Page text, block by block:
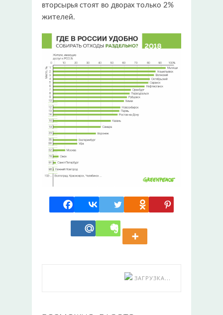
вторсырья стоят во дворах только 2%
жителей.
ЗАГРУЗКА...